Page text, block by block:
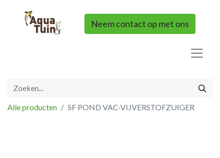
Neem contact op met ons
Alle producten SF POND VAC-VIJVERSTOFZUIGER